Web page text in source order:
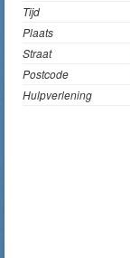
Tijd
Plaats
Straat
Postcode
Hulpverlening